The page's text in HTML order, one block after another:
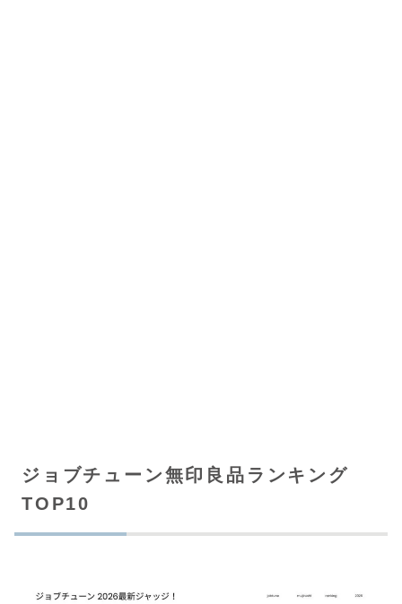
ジョブチューン無印良品ランキング
TOP10